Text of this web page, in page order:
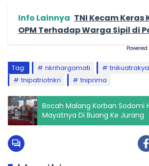
Info Lainnya TNI Kecam Keras
OPM Terhadap Warga Sipil di
Tag: nkrihargamati
tnipatriotnkri
tniprima
Bocah Malang Korban Sodomi
Mayatnya Di Buang Ke Jurang